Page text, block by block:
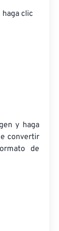
haga clic
y haga
convertir
de